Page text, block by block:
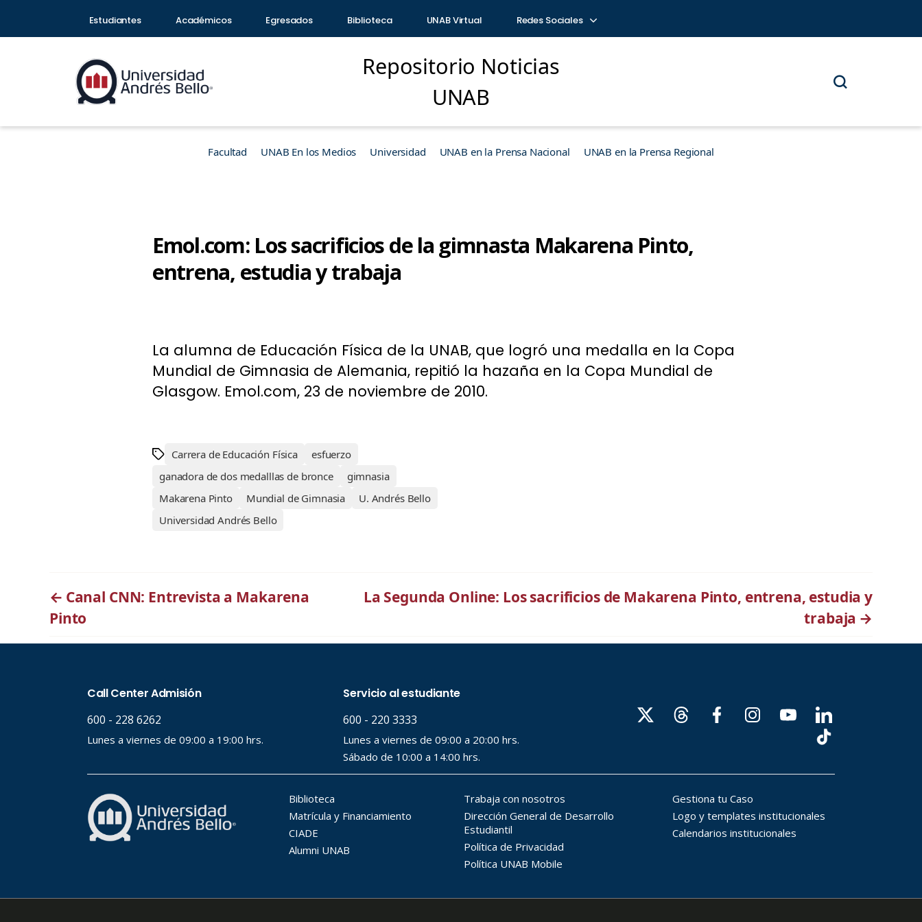
Estudiantes Académicos Egresados Biblioteca UNAB Virtual Redes Sociales
Repositorio Noticias
UNAB
Facultad UNAB En los Medios Universidad UNAB en la Prensa Nacional UNAB en la Prensa Regional
Emol.com: Los sacrificios de la gimnasta Makarena Pinto,
entrena, estudia y trabaja
La alumna de Educación Física de la UNAB, que logró una medalla en la Copa
Mundial de Gimnasia de Alemania, repitió la hazaña en la Copa Mundial de
Glasgow. Emol.com, 23 de noviembre de 2010.
Carrera de Educación Física
esfuerzo
ganadora de dos medalllas de bronce
gimnasia
Makarena Pinto
Mundial de Gimnasia
U. Andrés Bello
Universidad Andrés Bello
← Canal CNN: Entrevista a Makarena
Pinto
La Segunda Online: Los sacrificios de Makarena Pinto, entrena, estudia y
trabaja →